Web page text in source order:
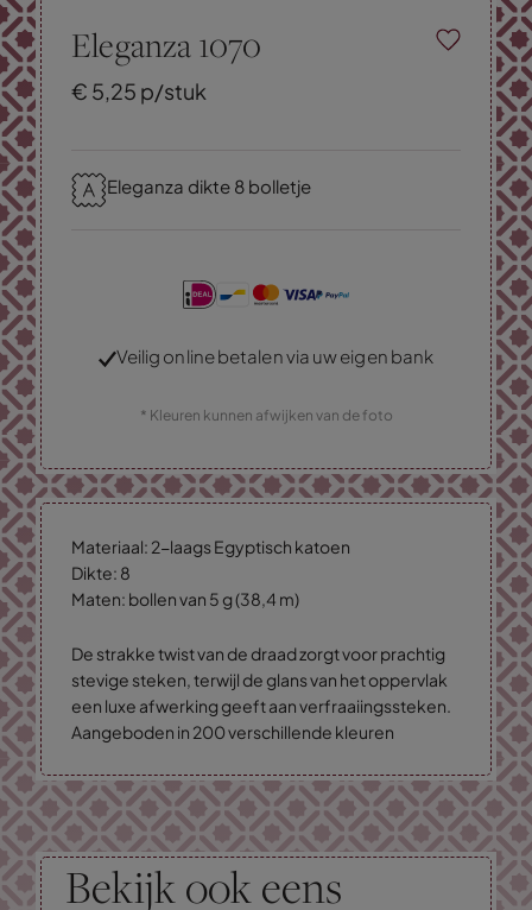
Eleganza 1070
€ 5,25 p/stuk
Eleganza dikte 8 bolletje
Veilig online betalen via uw eigen bank
* Kleuren kunnen afwijken van de foto
Materiaal: 2-laags Egyptisch katoen
Dikte: 8
Maten: bollen van 5 g (38,4 m)
De strakke twist van de draad zorgt voor prachtig
stevige steken, terwijl de glans van het oppervlak
een luxe afwerking geeft aan verfraaiingssteken.
Aangeboden in 200 verschillende kleuren
Bekijk ook eens